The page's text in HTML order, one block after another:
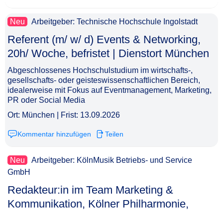
Neu Arbeitgeber: Technische Hochschule Ingolstadt
Referent (m/ w/ d) Events & Networking,
20h/ Woche, befristet | Dienstort München​‌‌‌‌​‌​‌‌‌​‌‌‌​​​‌
Abgeschlossenes Hochschulstudium im wirtschafts-,
gesellschafts- oder geisteswissenschaftlichen Bereich,
idealerweise mit Fokus auf Eventmanagement, Marketing,
PR oder Social Media
Ort: München | Frist: 13.09.2026
Kommentar hinzufügen Teilen
Neu
Arbeitgeber: KölnMusik Betriebs- und Service
GmbH
Redakteur:in im Team Marketing &
Kommunikation, Kölner Philharmonie,